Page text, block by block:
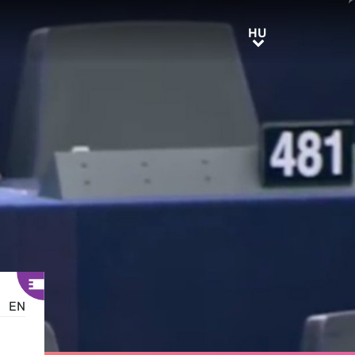
HUHU
EN